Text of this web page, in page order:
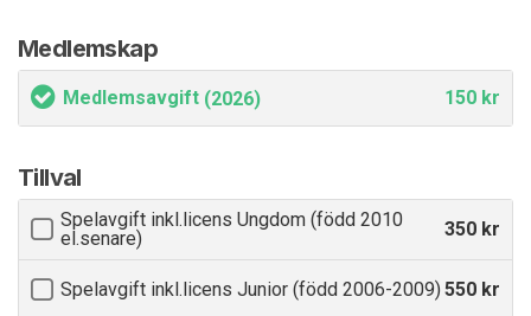
Medlemskap
Medlemsavgift (2026) 150 kr
Tillval
Spelavgift inkl.licens Ungdom (född 2010
el.senare)
350 kr
Spelavgift inkl.licens Junior (född 2006-2009)550 kr